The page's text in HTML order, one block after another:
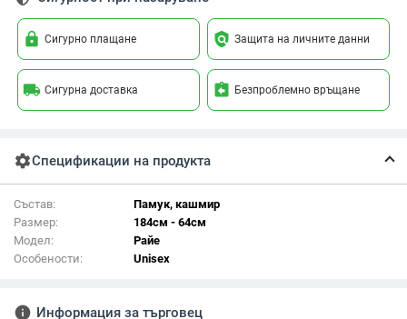
lock Сигурно плащане policy Защита на личните данни
local_shipping Сигурна доставка assignment_return Безпроблемно връщане
settingsСпецификации на продукта
Състав:
Памук, кашмир
Размер:
184см - 64см
Модел:
Райе
Особености:
Unisex
info Информация за търговец